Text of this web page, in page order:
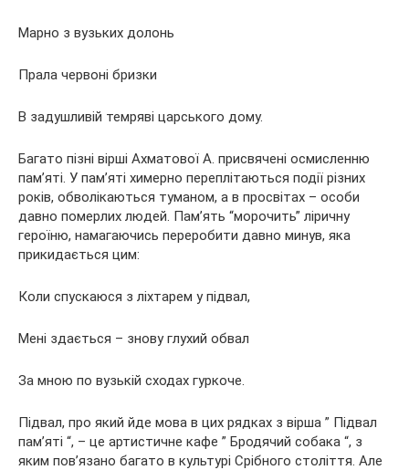
Марно з вузьких долонь
Прала червоні бризки
В задушливій темряві царського дому.
Багато пізні вірші Ахматової А. присвячені осмисленню
пам’яті. У пам’яті химерно переплітаються події різних
років, обволікаються туманом, а в просвітах – особи
давно померлих людей. Пам’ять “морочить” ліричну
героїню, намагаючись переробити давно минув, яка
прикидається цим:
Коли спускаюся з ліхтарем у підвал,
Мені здається – знову глухий обвал
За мною по вузькій сходах гуркоче.
Підвал, про який йде мова в цих рядках з вірша ” Підвал
пам’яті “, – це артистичне кафе ” Бродячий собака “, з
яким пов’язано багато в культурі Срібного століття. Але